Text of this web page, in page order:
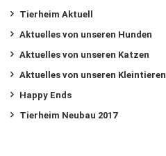
Tierheim Aktuell
Aktuelles von unseren Hunden
Aktuelles von unseren Katzen
Aktuelles von unseren Kleintieren
Happy Ends
Tierheim Neubau 2017